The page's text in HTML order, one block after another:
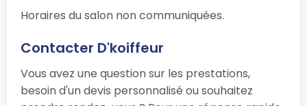
Horaires du salon non communiquées.
Contacter D'koiffeur
Vous avez une question sur les prestations,
besoin d'un devis personnalisé ou souhaitez